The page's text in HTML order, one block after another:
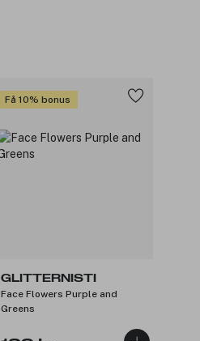
Få 10% bonus
GLITTERNISTI
Face Flowers Purple and
Greens